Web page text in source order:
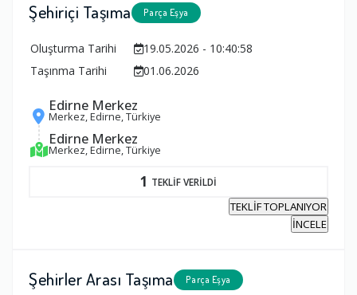
Şehiriçi Taşıma Parça Eşya
Oluşturma Tarihi
19.05.2026 - 10:40:58
Taşınma Tarihi
01.06.2026
Edirne Merkez
Merkez, Edirne, Türkiye
Edirne Merkez
Merkez, Edirne, Türkiye
1 TEKLİF VERİLDİ
TEKLİF TOPLANIYOR
İNCELE
Şehirler Arası Taşıma Parça Eşya